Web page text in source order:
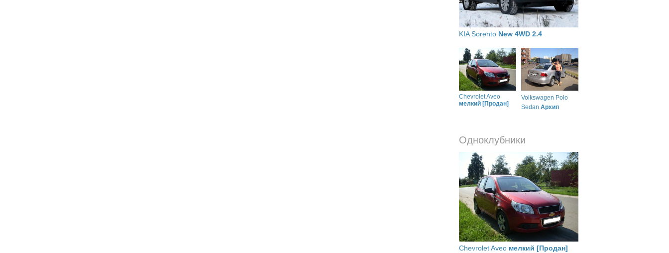
KIA Sorento New 4WD 2.4
Chevrolet Aveo
мелкий [Продан]
Volkswagen Polo
Sedan Архип
Одноклубники
Chevrolet Aveo мелкий [Продан]